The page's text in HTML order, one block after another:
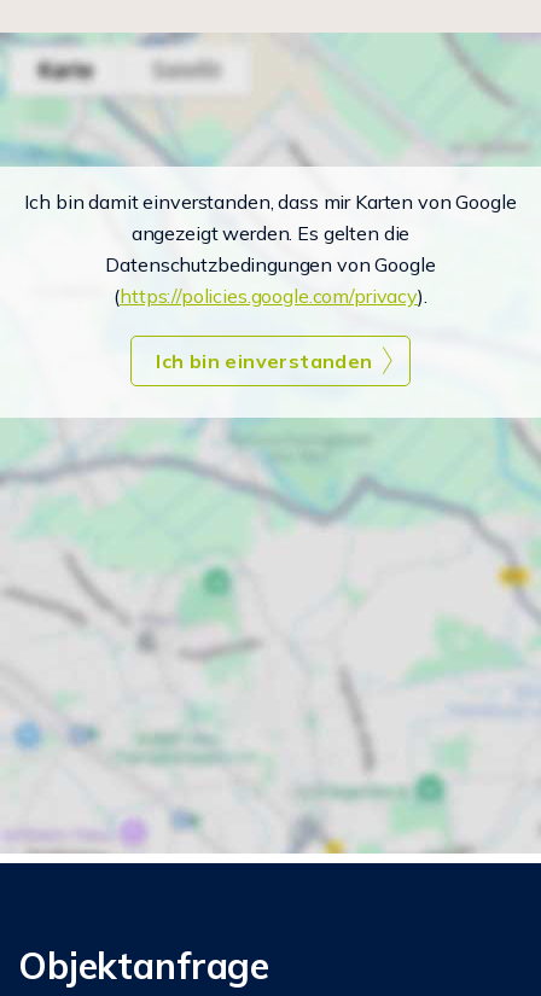
Ich bin damit einverstanden, dass mir Karten von Google
angezeigt werden. Es gelten die
Datenschutzbedingungen von Google
(https://policies.google.com/privacy).
Ich bin einverstanden
Objektanfrage